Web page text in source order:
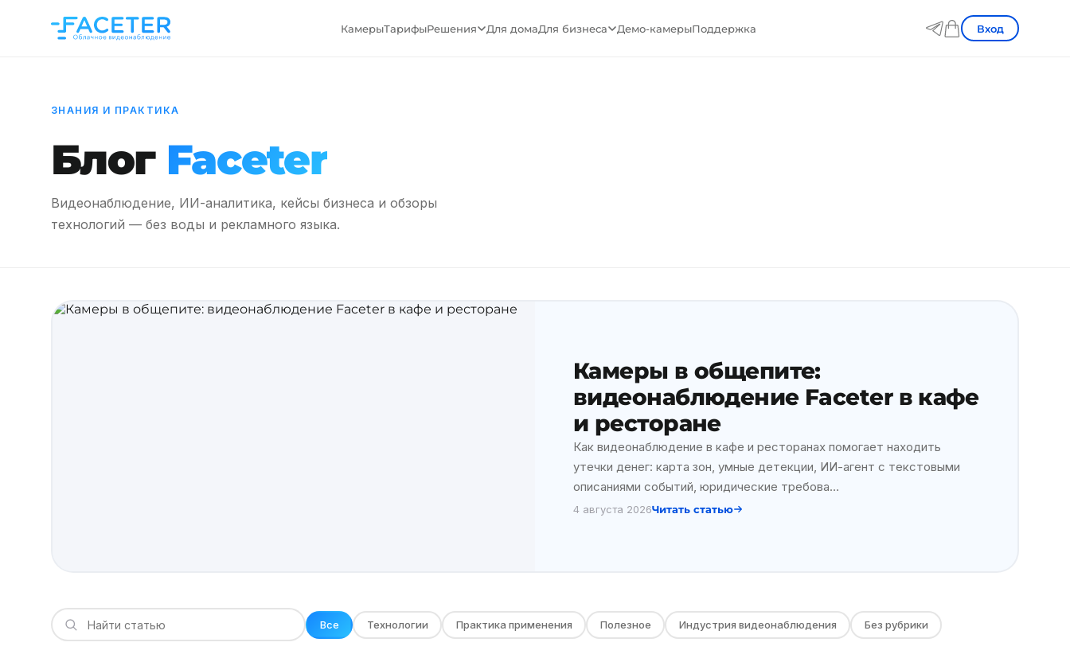
КамерыТарифыРешения Для домаДля бизнеса Демо-камерыПоддержка Вход
ЗНАНИЯ И ПРАКТИКА
Блог Faceter
Видеонаблюдение, ИИ-аналитика, кейсы бизнеса и обзоры
технологий — без воды и рекламного языка.
Камеры в общепите:
видеонаблюдение Faceter в кафе
и ресторане
Как видеонаблюдение в кафе и ресторанах помогает находить
утечки денег: карта зон, умные детекции, ИИ-агент с текстовыми
описаниями событий, юридические требова…
4 августа 2026Читать статью
Все Технологии Практика применения Полезное Индустрия видеонаблюдения Без рубрики